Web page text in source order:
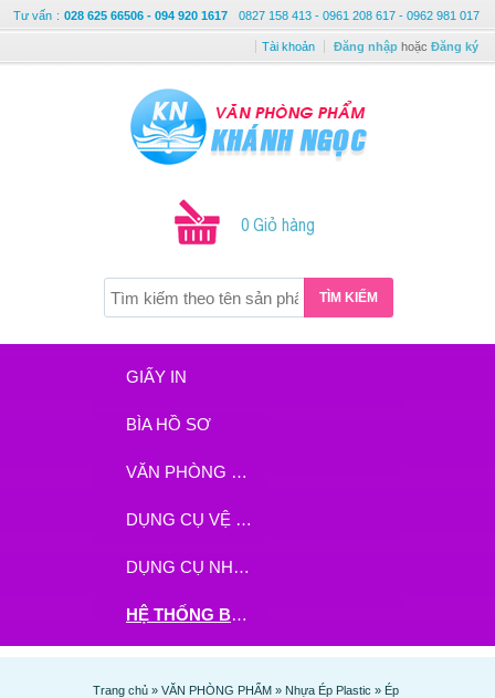
Tư vấn : 028 625 66506 - 094 920 1617 0827 158 413 - 0961 208 617 - 0962 981 017
Tài khoản Đăng nhập hoặc Đăng ký
0 Giỏ hàng
TÌM KIẾM
GIẤY IN
BÌA HỒ SƠ
VĂN PHÒNG PHẨM
DỤNG CỤ VỆ SINH
DỤNG CỤ NHÀ BẾP
HỆ THỐNG BHX - TGDĐ ĐẶT HÀNG TẠI ĐÂY
Trang chủ » VĂN PHÒNG PHẨM » Nhựa Ép Plastic » Ép